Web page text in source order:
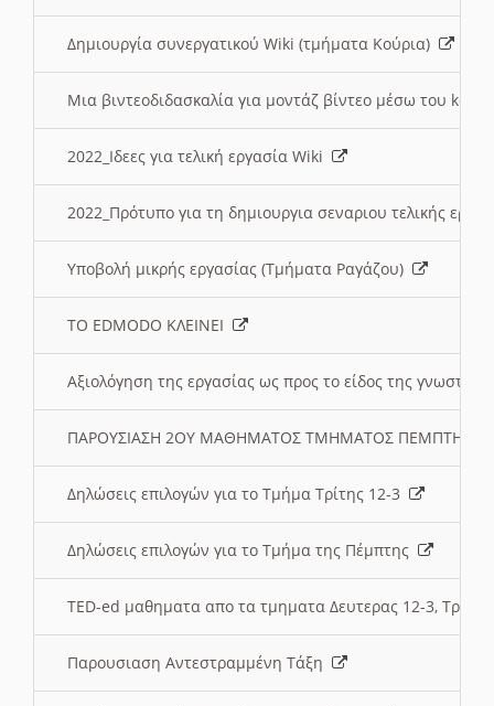
Δημιουργία συνεργατικού Wiki (τμήματα Κούρια)
Μια βιντεοδιδασκαλία για μοντάζ βίντεο μέσω του
2022_Ιδεες για τελική εργασία Wiki
2022_Πρότυπο για τη δημιουργια σεναριου τελικής
Υποβολή μικρής εργασίας (Τμήματα Ραγάζου)
ΤΟ EDMODO ΚΛΕΙΝΕΙ
Αξιολόγηση της εργασίας ως προς το είδος της
ΠΑΡΟΥΣΙΑΣΗ 2ΟΥ ΜΑΘΗΜΑΤΟΣ ΤΜΗΜΑΤΟΣ
Δηλώσεις επιλογών για το Τμήμα Τρίτης 12-3
Δηλώσεις επιλογών για το Τμήμα της Πέμπτης
TED-ed μαθηματα απο τα τμηματα Δευτερας 12-3,
Παρουσιαση Αντεστραμμένη Τάξη